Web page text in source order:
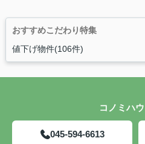
おすすめこだわり特集
値下げ物件(106件)
コノミハ
045-594-6613